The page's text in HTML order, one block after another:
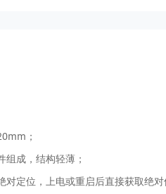
；
成，结构轻薄；
对定位，上电或重启后直接获取绝